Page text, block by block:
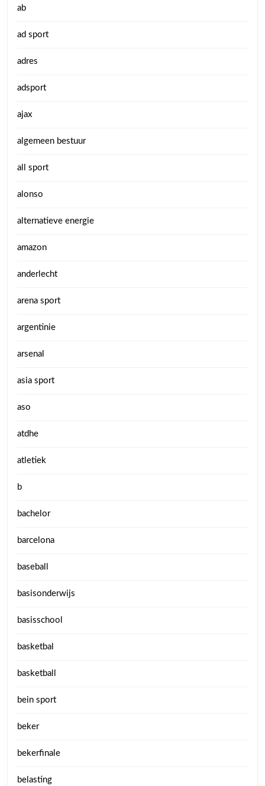
ab
ad sport
adres
adsport
ajax
algemeen bestuur
all sport
alonso
alternatieve energie
amazon
anderlecht
arena sport
argentinie
arsenal
asia sport
aso
atdhe
atletiek
b
bachelor
barcelona
baseball
basisonderwijs
basisschool
basketbal
basketball
bein sport
beker
bekerfinale
belasting